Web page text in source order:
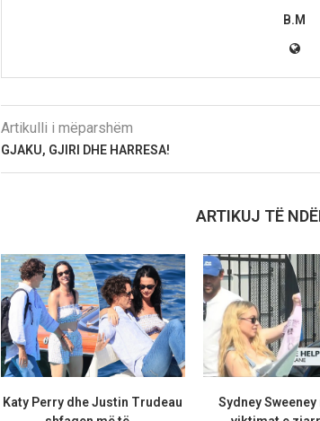
B.M
Artikulli i mëparshëm
GJAKU, GJIRI DHE HARRESA!
ARTIKUJ TË
Katy Perry dhe Justin Trudeau
Sydney